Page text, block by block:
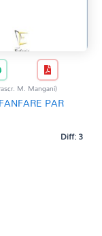
M. Mangani)
PAR
Diff: 3